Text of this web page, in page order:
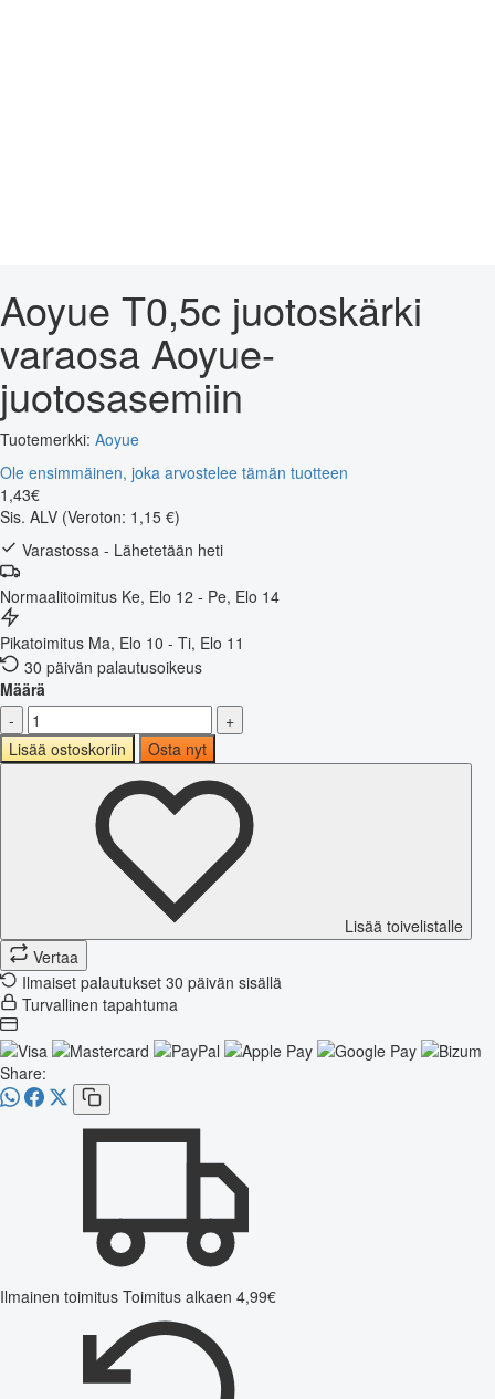
Aoyue T0,5c juotoskärki
varaosa Aoyue-
juotosasemiin
Tuotemerkki: Aoyue
Ole ensimmäinen, joka arvostelee tämän tuotteen
1 ,43€
Sis. ALV (Veroton: 1,15 €)
Varastossa - Lähetetään heti
Normaalitoimitus Ke, Elo 12 - Pe, Elo 14
Pikatoimitus Ma, Elo 10 - Ti, Elo 11
30 päivän palautusoikeus
Määrä
-
+
Lisää ostoskoriin
Osta nyt
Lisää toivelistalle
Vertaa
Ilmaiset palautukset 30 päivän sisällä
Turvallinen tapahtuma
Share:
Ilmainen toimitus Toimitus alkaen 4,99€